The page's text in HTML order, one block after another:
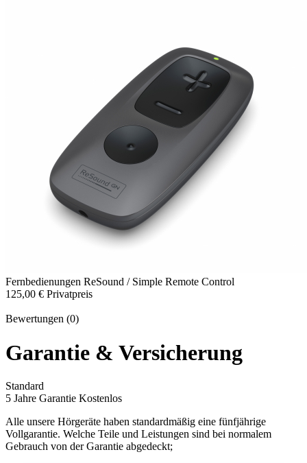
Fernbedienungen ReSound / Simple Remote Control
125,00 € Privatpreis
Bewertungen (0)
Garantie & Versicherung
Standard
5 Jahre Garantie Kostenlos
Alle unsere Hörgeräte haben standardmäßig eine fünfjährige
Vollgarantie. Welche Teile und Leistungen sind bei normalem
Gebrauch von der Garantie abgedeckt;